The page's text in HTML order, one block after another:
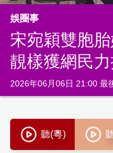
娛圈事
宋宛穎雙胞
靚樣獲網民
2026年06月06日 21:00 最